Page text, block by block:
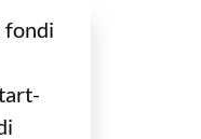
fondi